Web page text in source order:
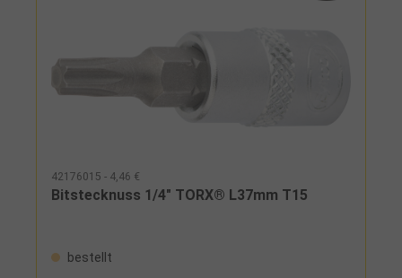
42176015 - 4,46 €
Bitstecknuss 1/4" TORX® L37mm T15
bestellt